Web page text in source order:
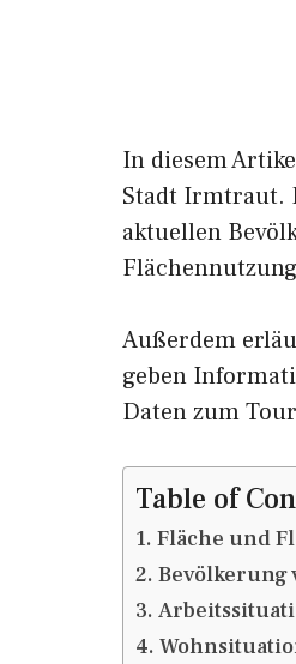
In diesem
Stadt Irmtraut.
aktuellen
Außerdem
geben
Daten zum
Table of
Fläche und